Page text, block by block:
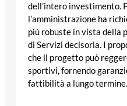
dell’intero investimento.
l’amministrazione ha
più robuste in vista della
di Servizi decisoria. I
che il progetto può
sportivi, fornendo
fattibilità a lungo termine.